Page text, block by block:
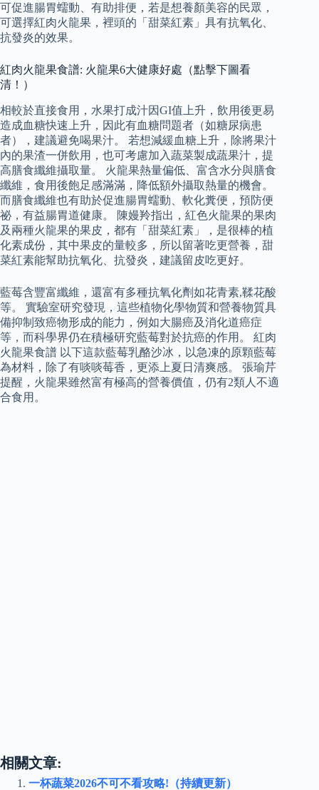
可促進腸胃蠕動、有助排便，若是想養顏美容的民眾，
可選擇紅肉火龍果，裡頭的「甜菜紅素」具有抗氧化、
抗發炎的效果。
紅肉火龍果食譜: 火龍果6大健康好處（點擊下圖看
清！）
相較於直接食用，水果打成汁因GI值上升，飲用後更易
造成血糖快速上升，因此有血糖問題者（如糖尿病患
者），建議避免喝果汁。 若想減緩血糖上升，除將果汁
內的果渣一併飲用，也可考慮加入蔬菜製成蔬果汁，提
高膳食纖維攝取量。 火龍果熱量偏低、富含水分與膳食
纖維，食用後飽足感滿滿，降低額外攝取熱量的機會。
而膳食纖維也有助於促進腸胃蠕動、軟化糞便，預防便
祕，有益腸胃道健康。 陳嫚羚指出，紅色火龍果的果肉
及兩種火龍果的果皮，都有「甜菜紅素」，是很棒的植
化素成份，其中果皮的量較多，所以留著吃更營養，甜
菜紅素能幫助抗氧化、抗發炎，建議留皮吃更好。
藍莓含豐富纖維，還富有多種抗氧化劑如花青素,鞣花酸
等。 實驗室研究發現，這些植物化學物質和營養物質具
備抑制致癌物形成的能力，例如大腸癌及消化道癌症
等，而科學界仍在積極研究藍莓對於抗癌的作用。 紅肉
火龍果食譜 以下這款藍莓乳酪沙冰，以急凍的原顆藍莓
為材料，除了有啖啖莓香，更添上夏日清爽感。 張瑜芹
提醒，火龍果雖然富有極高的營養價值，仍有2類人不適
合食用。
相關文章:
一杯蔬菜2026不可不看攻略!（持續更新）